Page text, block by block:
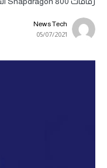
News Tech
05/07/2021